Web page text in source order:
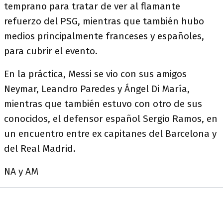
temprano para tratar de ver al flamante
refuerzo del PSG, mientras que también hubo
medios principalmente franceses y españoles,
para cubrir el evento.
En la práctica, Messi se vio con sus amigos
Neymar, Leandro Paredes y Ángel Di María,
mientras que también estuvo con otro de sus
conocidos, el defensor español Sergio Ramos, en
un encuentro entre ex capitanes del Barcelona y
del Real Madrid.
NA y AM